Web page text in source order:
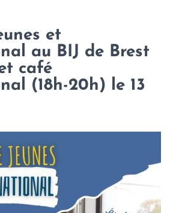
et
au BIJ de Brest
café
(18h-20h) le 13